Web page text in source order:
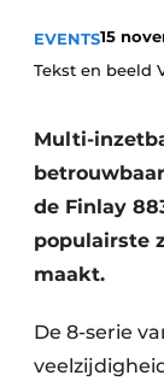
Video’s
Kranen
EVENTS15
Tekst en beeld
Multi-
de Finlay
populairste
maakt.
De 8-serie